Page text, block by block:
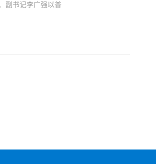
副书记李广强以普